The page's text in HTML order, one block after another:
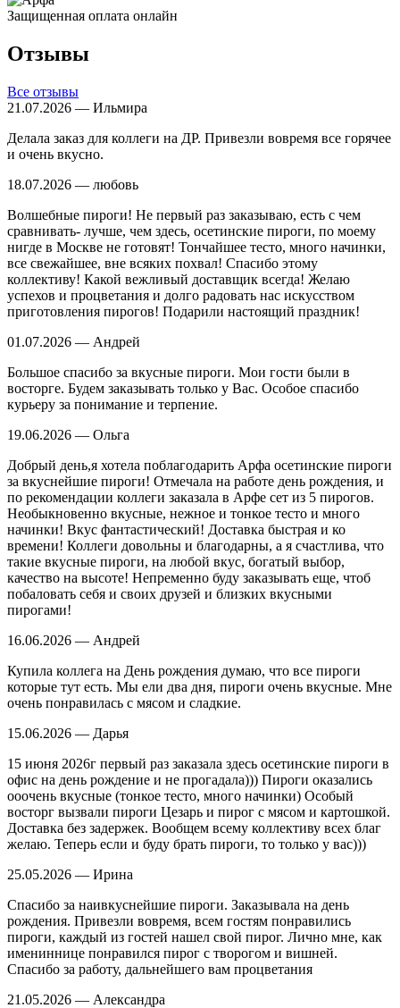
Защищенная оплата онлайн
Отзывы
Все отзывы
21.07.2026 — Ильмира
Делала заказ для коллеги на ДР. Привезли вовремя все горячее
и очень вкусно.
18.07.2026 — любовь
Волшебные пироги! Не первый раз заказываю, есть с чем
сравнивать- лучше, чем здесь, осетинские пироги, по моему
нигде в Москве не готовят! Тончайшее тесто, много начинки,
все свежайшее, вне всяких похвал! Спасибо этому
коллективу! Какой вежливый доставщик всегда! Желаю
успехов и процветания и долго радовать нас искусством
приготовления пирогов! Подарили настоящий праздник!
01.07.2026 — Андрей
Большое спасибо за вкусные пироги. Мои гости были в
восторге. Будем заказывать только у Вас. Особое спасибо
курьеру за понимание и терпение.
19.06.2026 — Ольга
Добрый день,я хотела поблагодарить Арфа осетинские пироги
за вкуснейшие пироги! Отмечала на работе день рождения, и
по рекомендации коллеги заказала в Арфе сет из 5 пирогов.
Необыкновенно вкусные, нежное и тонкое тесто и много
начинки! Вкус фантастический! Доставка быстрая и ко
времени! Коллеги довольны и благодарны, а я счастлива, что
такие вкусные пироги, на любой вкус, богатый выбор,
качество на высоте! Непременно буду заказывать еще, чтоб
побаловать себя и своих друзей и близких вкусными
пирогами!
16.06.2026 — Андрей
Купила коллега на День рождения думаю, что все пироги
которые тут есть. Мы ели два дня, пироги очень вкусные. Мне
очень понравилась с мясом и сладкие.
15.06.2026 — Дарья
15 июня 2026г первый раз заказала здесь осетинские пироги в
офис на день рождение и не прогадала))) Пироги оказались
ооочень вкусные (тонкое тесто, много начинки) Особый
восторг вызвали пироги Цезарь и пирог с мясом и картошкой.
Доставка без задержек. Вообщем всему коллективу всех благ
желаю. Теперь если и буду брать пироги, то только у вас)))
25.05.2026 — Ирина
Спасибо за наивкуснейшие пироги. Заказывала на день
рождения. Привезли вовремя, всем гостям понравились
пироги, каждый из гостей нашел свой пирог. Лично мне, как
имениннице понравился пирог с творогом и вишней.
Спасибо за работу, дальнейшего вам процветания
21.05.2026 — Александра